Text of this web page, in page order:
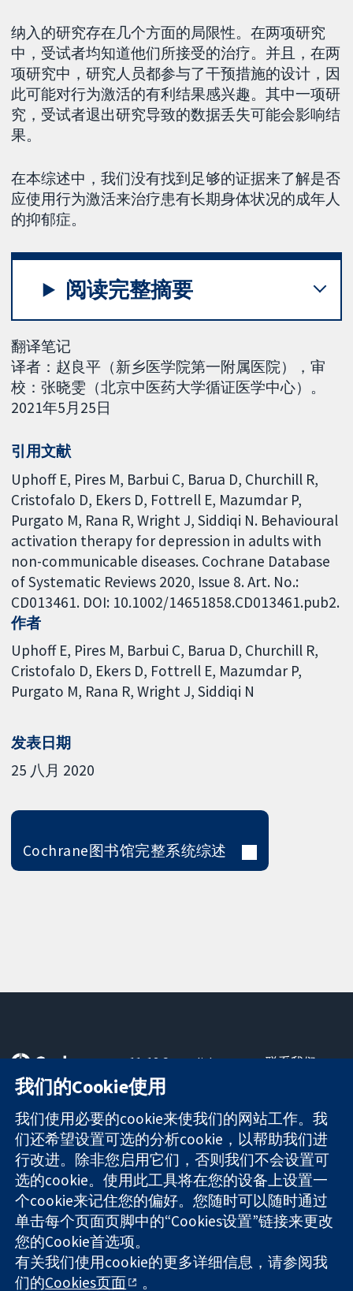
纳入的研究存在几个方面的局限性。在两项研究
中，受试者均知道他们所接受的治疗。并且，在两
项研究中，研究人员都参与了干预措施的设计，因
此可能对行为激活的有利结果感兴趣。其中一项研
究，受试者退出研究导致的数据丢失可能会影响结
果。
在本综述中，我们没有找到足够的证据来了解是否
应使用行为激活来治疗患有长期身体状况的成年人
的抑郁症。
阅读完整摘要
翻译笔记
译者：赵良平（新乡医学院第一附属医院），审
校：张晓雯（北京中医药大学循证医学中心）。
2021年5月25日
引用文献
Uphoff E, Pires M, Barbui C, Barua D, Churchill R,
Cristofalo D, Ekers D, Fottrell E, Mazumdar P,
Purgato M, Rana R, Wright J, Siddiqi N. Behavioural
activation therapy for depression in adults with
non-communicable diseases. Cochrane Database
of Systematic Reviews 2020, Issue 8. Art. No.:
CD013461. DOI: 10.1002/14651858.CD013461.pub2.
作者
Uphoff E Pires M Barbui C Barua D Churchill R
Cristofalo D Ekers D Fottrell E Mazumdar P
Purgato M Rana R Wright J Siddiqi N
发表日期
25 八月 2020
Cochrane图书馆完整系统综述
可信任的证据
知情决定
更完善的医疗健
康
11-13 Cavendish
Square
London
W1G 0AN
United Kingdom
联系我们
关于我们
工作机会
Cochrane
Library
The Cochrane Collaboration is a charity (no. 1045921) and a
company limited by guarantee (no. 03044323) registered in
England & Wales. VAT registration number GB 718 2127 49.
我们的Cookie使用
我们使用必要的cookie来使我们的网站工作。我
们还希望设置可选的分析cookie，以帮助我们进
行改进。除非您启用它们，否则我们不会设置可
选的cookie。使用此工具将在您的设备上设置一
个cookie来记住您的偏好。您随时可以随时通过
单击每个页面页脚中的“Cookies设置”链接来更改
您的Cookie首选项。
有关我们使用cookie的更多详细信息，请参阅我
们的Cookies页面 。